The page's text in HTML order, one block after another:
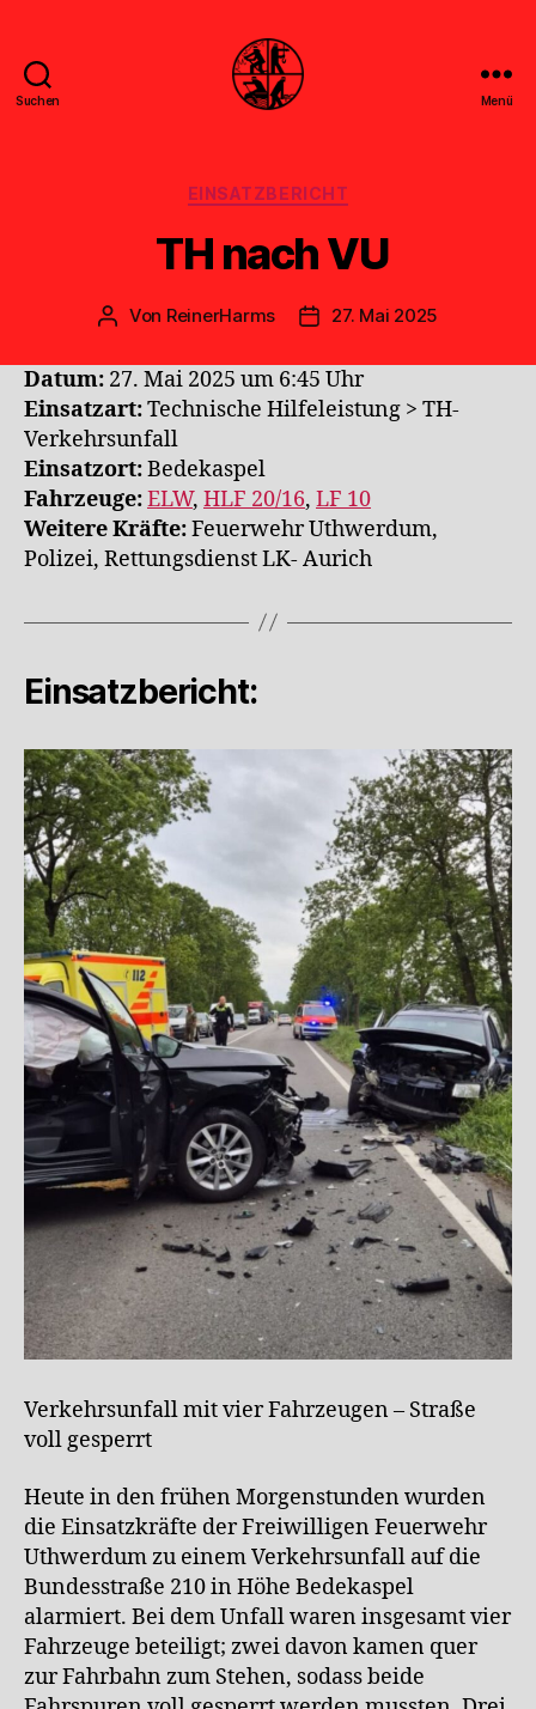
Suchen Menü
Kategorien
EINSATZBERICHT
TH nach VU
Beitragsautor
Von ReinerHarms Veröffentlichungsdatum
27. Mai 2025
Datum: 27. Mai 2025 um 6:45 Uhr
Einsatzart:Technische Hilfeleistung > TH-
Verkehrsunfall
Einsatzort:Bedekaspel
Fahrzeuge:ELW, HLF 20/16, LF 10
Weitere Kräfte:Feuerwehr Uthwerdum,
Polizei, Rettungsdienst LK- Aurich
Einsatzbericht:
Verkehrsunfall mit vier Fahrzeugen – Straße
voll gesperrt
Heute in den frühen Morgenstunden wurden
die Einsatzkräfte der Freiwilligen Feuerwehr
Uthwerdum zu einem Verkehrsunfall auf die
Bundesstraße 210 in Höhe Bedekaspel
alarmiert. Bei dem Unfall waren insgesamt vier
Fahrzeuge beteiligt; zwei davon kamen quer
zur Fahrbahn zum Stehen, sodass beide